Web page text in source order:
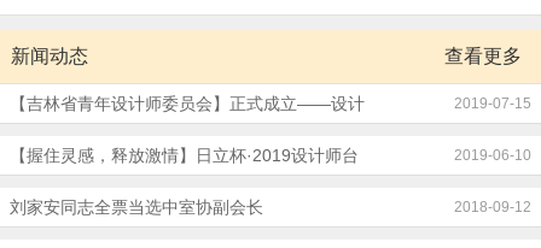
新闻动态 查看更多
【吉林省青年设计师委员会】正式成立——设计
师夏令营
2019-07-15
【握住灵感，释放激情】日立杯·2019设计师台
球友谊赛圆满成功！
2019-06-10
刘家安同志全票当选中室协副会长 2018-09-12